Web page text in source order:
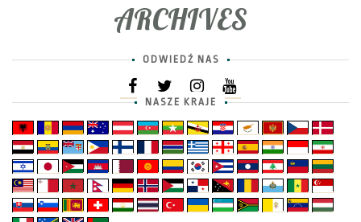
ARCHIVES
ODWIEDŹ NAS
NASZE KRAJE